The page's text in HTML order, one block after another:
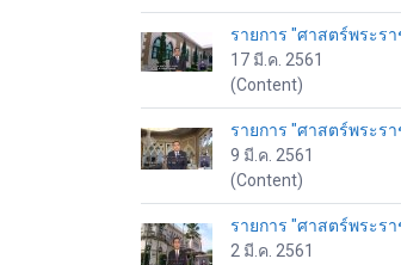
รายการ "ศาสตร์พระร
17 มี.ค. 2561
(Content)
รายการ "ศาสตร์พระร
9 มี.ค. 2561
(Content)
รายการ "ศาสตร์พระร
2 มี.ค. 2561